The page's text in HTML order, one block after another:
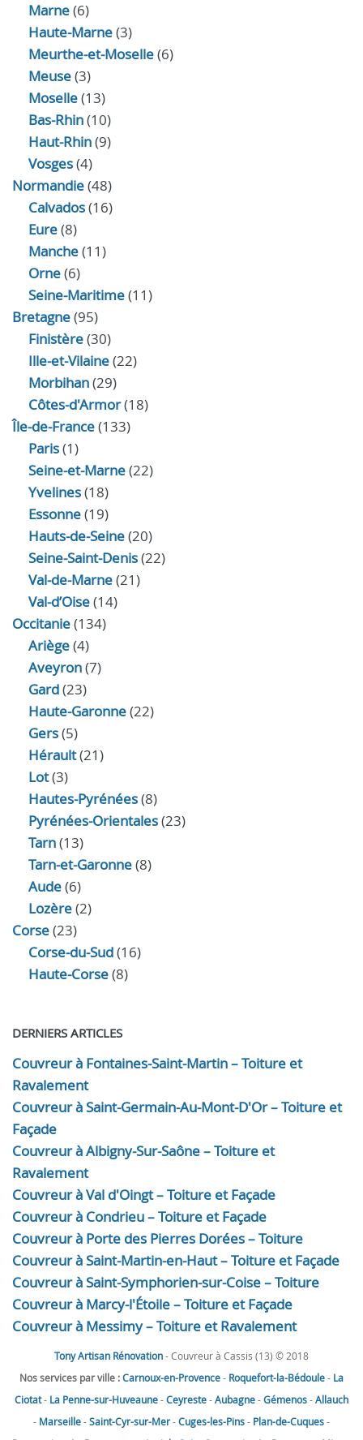
Marne(6)
Haute-Marne(3)
Meurthe-et-Moselle(6)
Meuse(3)
Moselle(13)
Bas-Rhin(10)
Haut-Rhin(9)
Vosges(4)
Normandie(48)
Calvados(16)
Eure(8)
Manche(11)
Orne(6)
Seine-Maritime(11)
Bretagne(95)
Finistère(30)
Ille-et-Vilaine(22)
Morbihan(29)
Côtes-d'Armor(18)
Île-de-France(133)
Paris(1)
Seine-et-Marne(22)
Yvelines(18)
Essonne(19)
Hauts-de-Seine(20)
Seine-Saint-Denis(22)
Val-de-Marne(21)
Val-d’Oise(14)
Occitanie(134)
Ariège(4)
Aveyron(7)
Gard(23)
Haute-Garonne(22)
Gers(5)
Hérault(21)
Lot(3)
Hautes-Pyrénées(8)
Pyrénées-Orientales(23)
Tarn(13)
Tarn-et-Garonne(8)
Aude(6)
Lozère(2)
Corse(23)
Corse-du-Sud(16)
Haute-Corse(8)
DERNIERS ARTICLES
Couvreur à Fontaines-Saint-Martin – Toiture et
Ravalement
Couvreur à Saint-Germain-Au-Mont-D'Or – Toiture et
Façade
Couvreur à Albigny-Sur-Saône – Toiture et
Ravalement
Couvreur à Val d'Oingt – Toiture et Façade
Couvreur à Condrieu – Toiture et Façade
Couvreur à Porte des Pierres Dorées – Toiture
Couvreur à Saint-Martin-en-Haut – Toiture et Façade
Couvreur à Saint-Symphorien-sur-Coise – Toiture
Couvreur à Marcy-l'Étoile – Toiture et Façade
Couvreur à Messimy – Toiture et Ravalement
Tony Artisan Rénovation- Couvreur à Cassis (13) © 2018
Nos services par ville :Carnoux-en-Provence- Roquefort-la-Bédoule- La
Ciotat- La Penne-sur-Huveaune-Ceyreste-Aubagne-Gémenos-Allauch
- Marseille-Saint-Cyr-sur-Mer-Cuges-les-Pins- Plan-de-Cuques-